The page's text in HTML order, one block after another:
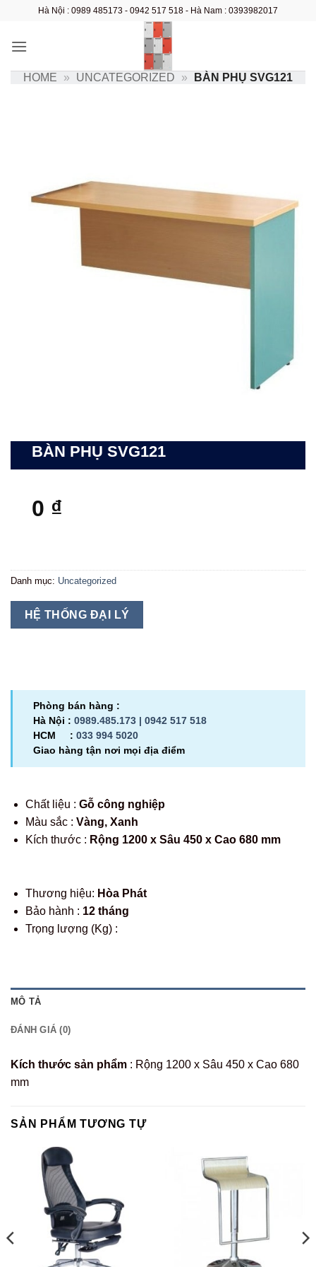
nội
Hà Nội : 0989 485173 - 0942 517 518 - Hà Nam : 0393982017
HOME » UNCATEGORIZED » BÀN PHỤ SVG121
BÀN PHỤ SVG121
0 ₫
Danh mục: Uncategorized
HỆ THỐNG ĐẠI LÝ
Phòng bán hàng :
Hà Nội : 0989.485.173 | 0942 517 518
HCM : 033 994 5020
Giao hàng tận nơi mọi địa điểm
Chất liệu : Gỗ công nghiệp
Màu sắc : Vàng, Xanh
Kích thước : Rộng 1200 x Sâu 450 x Cao 680 mm
Thương hiệu: Hòa Phát
Bảo hành : 12 tháng
Trọng lượng (Kg) :
MÔ TẢ
ĐÁNH GIÁ (0)
Kích thước sản phẩm : Rộng 1200 x Sâu 450 x Cao 680
mm
SẢN PHẨM TƯƠNG TỰ